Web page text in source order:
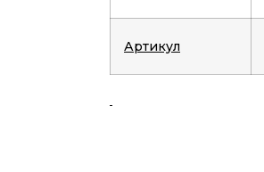
Артикул